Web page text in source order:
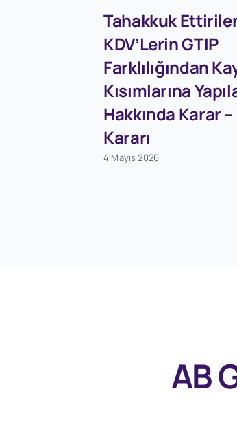
Tahakkuk
KDV’Lerin GTIP
Farklılığından
Kısımlarına
Hakkında Karar
Kararı
4 Mayıs 2026
AB